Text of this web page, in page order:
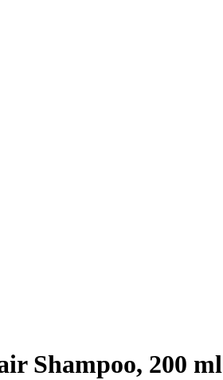
Shampoo, 200 ml